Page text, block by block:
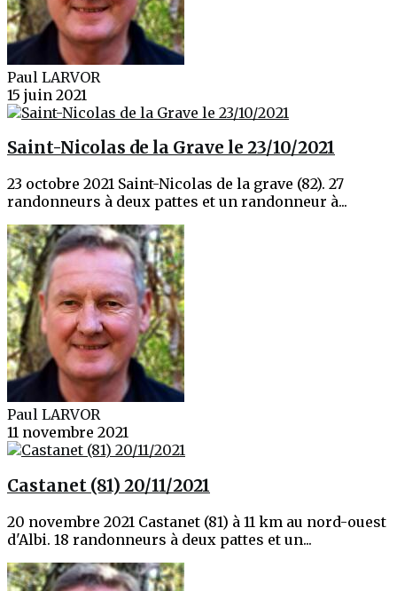
Paul LARVOR
15 juin 2021
Saint-Nicolas de la Grave le 23/10/2021
23 octobre 2021 Saint-Nicolas de la grave (82). 27
randonneurs à deux pattes et un randonneur à...
Paul LARVOR
11 novembre 2021
Castanet (81) 20/11/2021
20 novembre 2021 Castanet (81) à 11 km au nord-ouest
d'Albi. 18 randonneurs à deux pattes et un...